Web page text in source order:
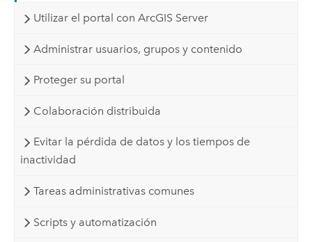
Utilizar el portal con ArcGIS Server
Administrar usuarios, grupos y contenido
Proteger su portal
Colaboración distribuida
Evitar la pérdida de datos y los tiempos de
inactividad
Tareas administrativas comunes
Scripts y automatización